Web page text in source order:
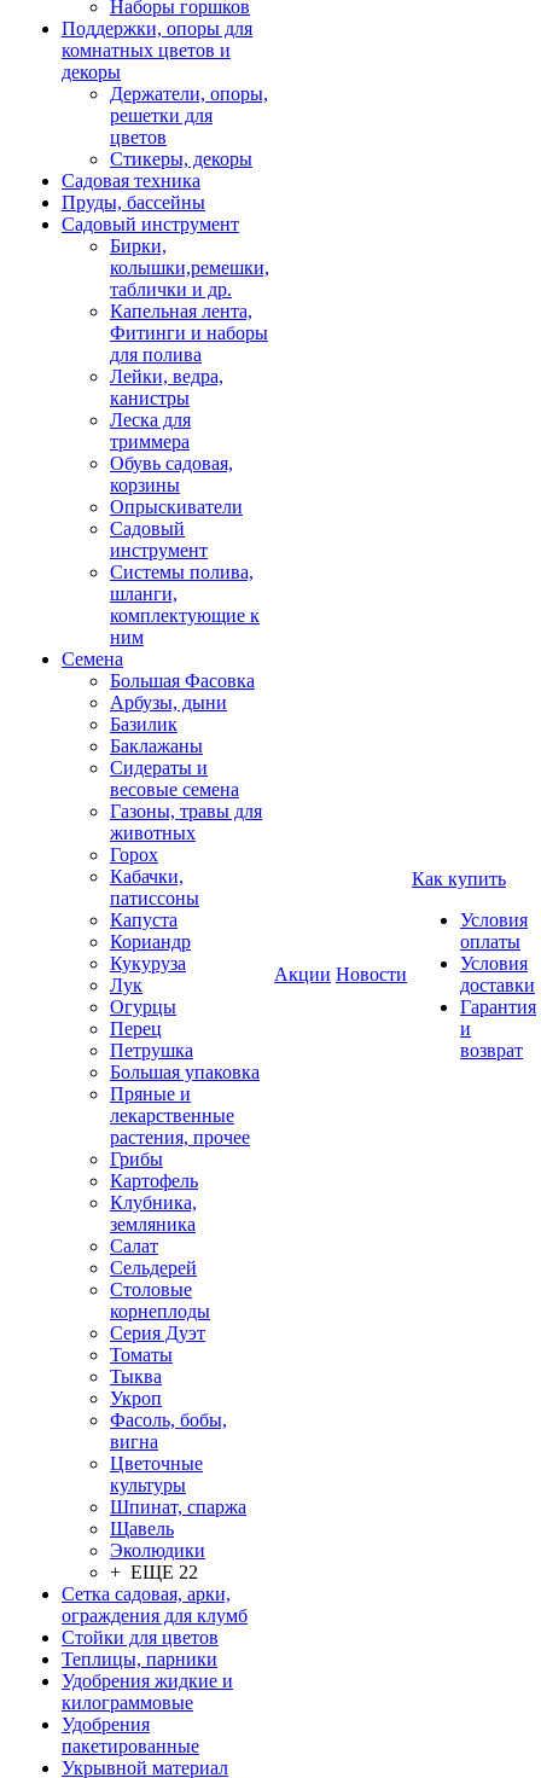
Наборы горшков
Поддержки, опоры для
комнатных цветов и
декоры
Держатели, опоры,
решетки для
цветов
Стикеры, декоры
Садовая техника
Пруды, бассейны
Садовый инструмент
Бирки,
колышки,ремешки,
таблички и др.
Капельная лента,
Фитинги и наборы
для полива
Лейки, ведра,
канистры
Леска для
триммера
Обувь садовая,
корзины
Опрыскиватели
Садовый
инструмент
Системы полива,
шланги,
комплектующие к
ним
Семена
Большая Фасовка
Арбузы, дыни
Базилик
Баклажаны
Сидераты и
весовые семена
Газоны, травы для
животных
Горох
Кабачки,
патиссоны
Капуста
Кориандр
Кукуруза
Лук
Огурцы
Перец
Петрушка
Большая упаковка
Пряные и
лекарственные
растения, прочее
Грибы
Картофель
Клубника,
земляника
Салат
Сельдерей
Столовые
корнеплоды
Серия Дуэт
Томаты
Тыква
Укроп
Фасоль, бобы,
вигна
Цветочные
культуры
Шпинат, спаржа
Щавель
Эколюдики
+ ЕЩЕ 22
Сетка садовая, арки,
ограждения для клумб
Стойки для цветов
Теплицы, парники
Удобрения жидкие и
килограммовые
Удобрения
пакетированные
Укрывной материал
Акции Новости
Как купить
Условия
оплаты
Условия
доставки
Гарантия
и
возврат